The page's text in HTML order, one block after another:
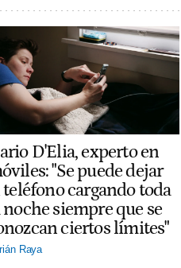
D'Elia, experto en
"Se puede dejar
teléfono cargando toda
noche siempre que se
ciertos límites"
Raya